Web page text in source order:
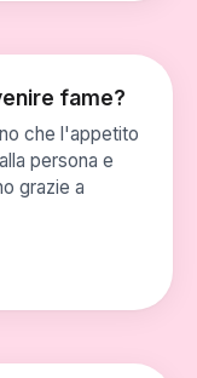
fame?
che l'appetito
persona e
grazie a